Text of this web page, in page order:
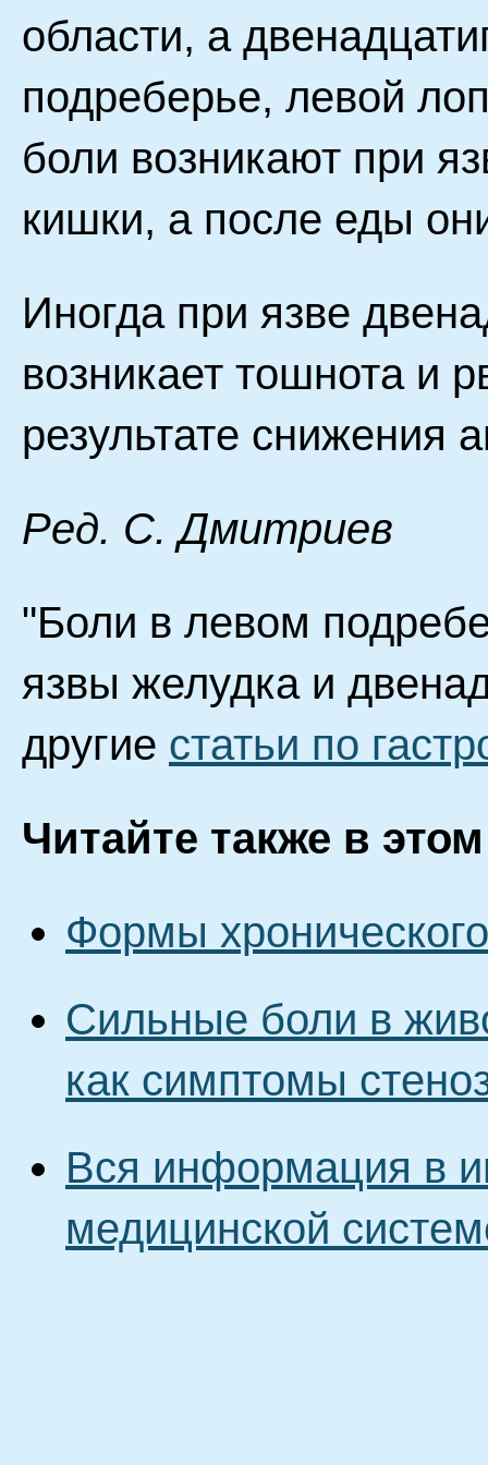
области, а
подреберье, левой
боли возникают при
кишки, а после еды
Иногда при язве
возникает тошнота и
результате снижения
Ред. С. Дмитриев
"Боли в левом
язвы желудка и
другие статьи по
Читайте также в
Формы
Сильные боли в
как симптомы
Вся информация в
медицинской